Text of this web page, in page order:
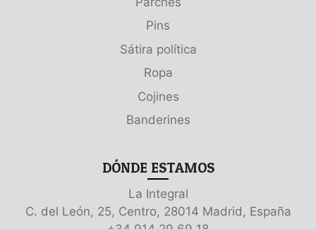
Pins
Sátira política
Ropa
Cojines
Banderines
DÓNDE ESTAMOS
La Integral
C. del León, 25, Centro, 28014 Madrid, España